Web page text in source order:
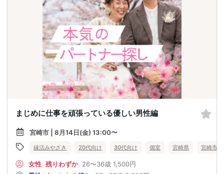
まじめに仕事を頑張っている優しい男性編
宮崎市 | 8月14日(金) 13:00〜
縁活みやざき 20代向け 30代向け 個室 宮崎県 宮崎市
女性 残りわずか 26〜36歳 1,500円